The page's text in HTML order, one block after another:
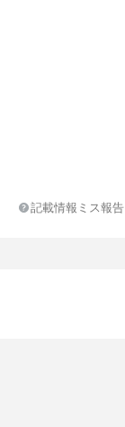
記載情報ミス報告